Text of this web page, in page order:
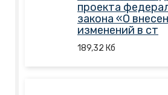
проекта
закона «О
изменений в ст
189,32 Кб